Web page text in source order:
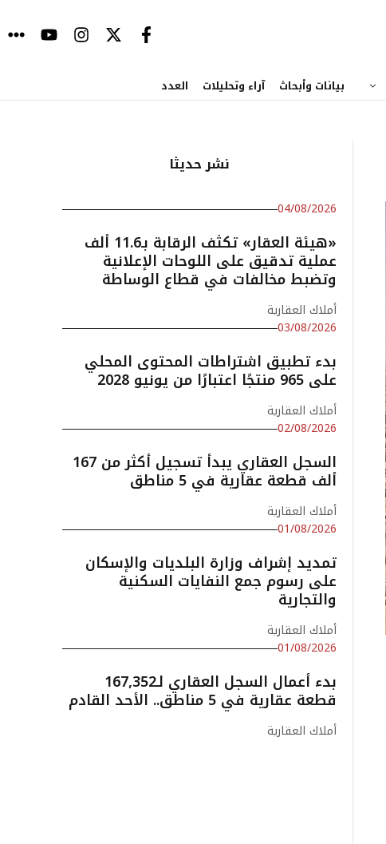
بيانات وأبحاث آراء وتحليلات العدد
نشر حديثا
04/08/2026
«هيئة العقار» تكثف الرقابة بـ11.6 ألف
عملية تدقيق على اللوحات الإعلانية
وتضبط مخالفات في قطاع الوساطة
أملاك العقارية
03/08/2026
بدء تطبيق اشتراطات المحتوى المحلي
على 965 منتجًا اعتبارًا من يونيو 2028
أملاك العقارية
02/08/2026
السجل العقاري يبدأ تسجيل أكثر من 167
ألف قطعة عقارية في 5 مناطق
أملاك العقارية
01/08/2026
تمديد إشراف وزارة البلديات والإسكان
على رسوم جمع النفايات السكنية
والتجارية
أملاك العقارية
01/08/2026
بدء أعمال السجل العقاري لـ167,352
قطعة عقارية في 5 مناطق.. الأحد القادم
أملاك العقارية